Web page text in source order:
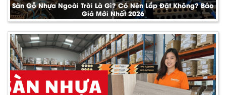
Sàn Gỗ Nhựa Ngoài Trời Là Gì? Có Nên Lắp Đặt Không? Báo
Giá Mới Nhất 2026